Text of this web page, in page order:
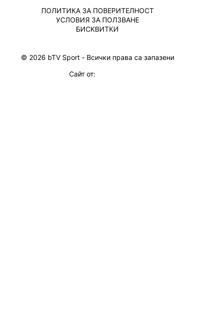
© 2026 bTV Sport - Всички права са запазени
ПОЛИТИКА ЗА ПОВЕРИТЕЛНОСТ
УСЛОВИЯ ЗА ПОЛЗВАНЕ
БИСКВИТКИ
Сайт от: